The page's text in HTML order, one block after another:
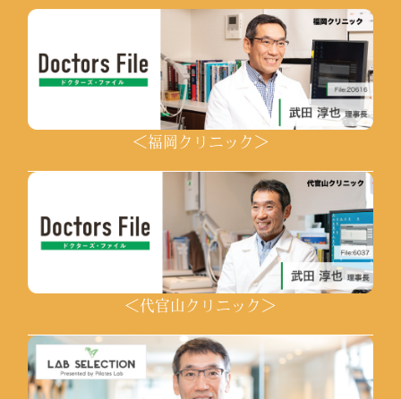
＜福岡クリニック＞
＜代官山クリニック＞